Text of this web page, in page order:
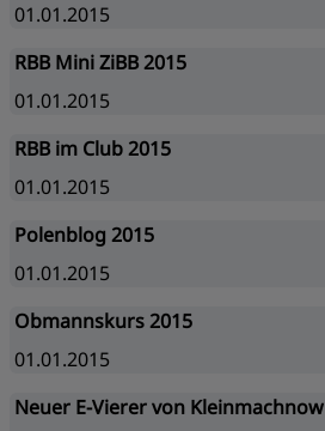
01.01.2015
RBB Mini ZiBB 2015
01.01.2015
RBB im Club 2015
01.01.2015
Polenblog 2015
01.01.2015
Obmannskurs 2015
01.01.2015
Neuer E-Vierer von Kleinmachnow